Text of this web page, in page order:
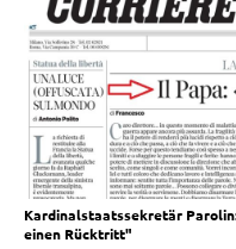
Kardinalstaatssekretär
einen Rücktritt"